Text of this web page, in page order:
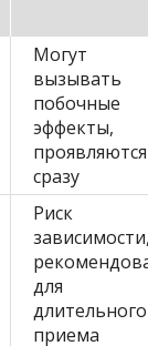
Могут
вызывать
побочные
эффекты,
сразу
Риск
для
длительного
приема